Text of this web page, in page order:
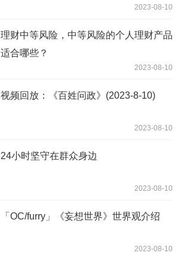
2023-08-10
理财中等风险，中等风险的个人理财产品
适合哪些？
2023-08-10
视频回放：《百姓问政》(2023-8-10)
2023-08-10
24小时坚守在群众身边
2023-08-10
「OC/furry」《妄想世界》世界观介绍
2023-08-10